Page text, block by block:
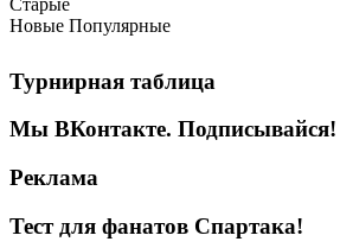
Старые
Новые Популярные
Турнирная таблица
Мы ВКонтакте. Подписывайся!
Реклама
Тест для фанатов Спартака!